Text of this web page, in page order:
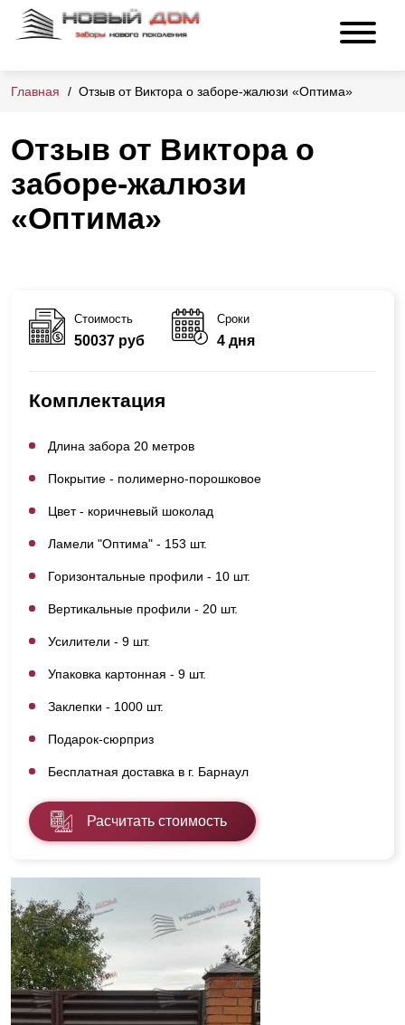
Главная Отзыв от Виктора о заборе-жалюзи «Оптима»
Отзыв от Виктора о
заборе-жалюзи
«Оптима»
Стоимость
50037 руб
Сроки
4 дня
Комплектация
Длина забора 20 метров
Покрытие - полимерно-порошковое
Цвет - коричневый шоколад
Ламели "Оптима" - 153 шт.
Горизонтальные профили - 10 шт.
Вертикальные профили - 20 шт.
Усилители - 9 шт.
Упаковка картонная - 9 шт.
Заклепки - 1000 шт.
Подарок-сюрприз
Бесплатная доставка в г. Барнаул
Расчитать стоимость